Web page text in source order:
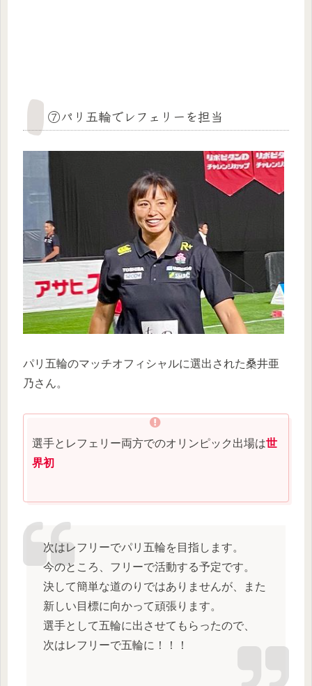
⑦パリ五輪でレフェリーを担当
パリ五輪のマッチオフィシャルに選出された桑井亜
乃さん。
選手とレフェリー両方でのオリンピック出場は世
界初
次はレフリーでパリ五輪を目指します。
今のところ、フリーで活動する予定です。
決して簡単な道のりではありませんが、また
新しい目標に向かって頑張ります。
選手として五輪に出させてもらったので、
次はレフリーで五輪に！！！